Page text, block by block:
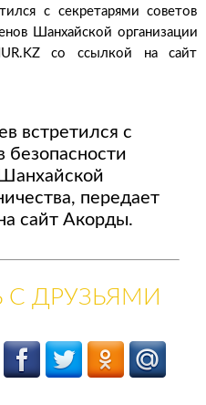
с секретарями cоветов
Шанхайской организации
со ссылкой на сайт
встретился с
безопасности
передает
сайт Акорды.
С ДРУЗЬЯМИ